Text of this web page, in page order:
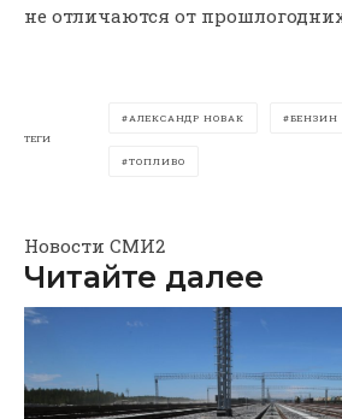
не отличаются от
ТЕГИ
АЛЕКСАНДР НОВАК БЕНЗИН
ТОПЛИВО
Новости СМИ2
Читайте далее